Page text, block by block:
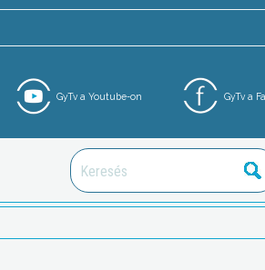
GyTv a
GyTv a Youtube-on